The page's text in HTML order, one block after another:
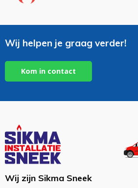
Wij helpen je graag verder!
Kom in contact
Wij zijn Sikma Sneek